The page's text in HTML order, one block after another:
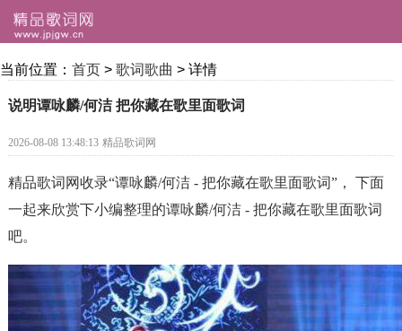
当前位置： 首页 > 歌词歌曲 > 详情
说明谭咏麟/何洁 把你藏在歌里面歌词
2026-08-08 13:48:13 精品歌词网
精品歌词网收录“谭咏麟/何洁 - 把你藏在歌里面歌词”， 下面
一起来欣赏下小编整理的谭咏麟/何洁 - 把你藏在歌里面歌词
吧。